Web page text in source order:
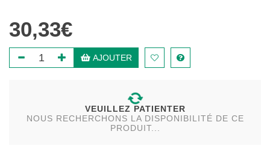
30,33€
AJOUTER
VEUILLEZ PATIENTER
NOUS RECHERCHONS LA DISPONIBILITÉ DE CE
PRODUIT...